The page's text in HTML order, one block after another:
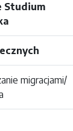
Studium
migracjami/